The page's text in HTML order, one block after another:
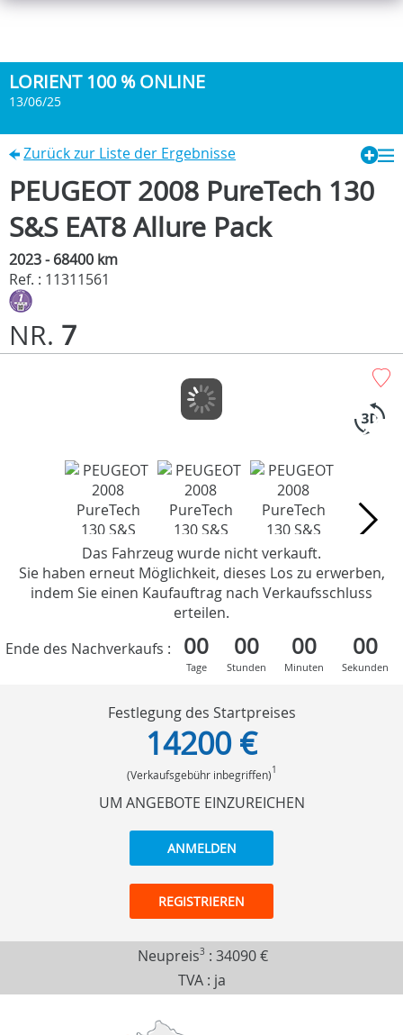
LORIENT 100 % ONLINE
13/06/25
Zurück zur Liste der Ergebnisse
PEUGEOT 2008 PureTech 130
S&S EAT8 Allure Pack
2023 - 68400 km
Ref. : 11311561
NR. 7
Das Fahrzeug wurde nicht verkauft.
Sie haben erneut Möglichkeit, dieses Los zu erwerben,
indem Sie einen Kaufauftrag nach Verkaufsschluss
erteilen.
Ende des Nachverkaufs :
00
Tage
00
Stunden
00
Minuten
00
Sekunden
Festlegung des Startpreises
14200 €
(Verkaufsgebühr inbegriffen)1
UM ANGEBOTE EINZUREICHEN
ANMELDEN
REGISTRIEREN
Neupreis3 : 34090 €
TVA : ja